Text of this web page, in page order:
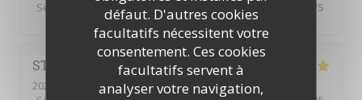
défaut. D'autres cookies
facultatifs nécessitent votre
consentement. Ces cookies
facultatifs servent à
analyser votre navigation,
Service
Ambiance 5/5 Cuisine Qualité / Prix /5
STEPHANE
2026-08-07
- 18:45 - Couverts 2